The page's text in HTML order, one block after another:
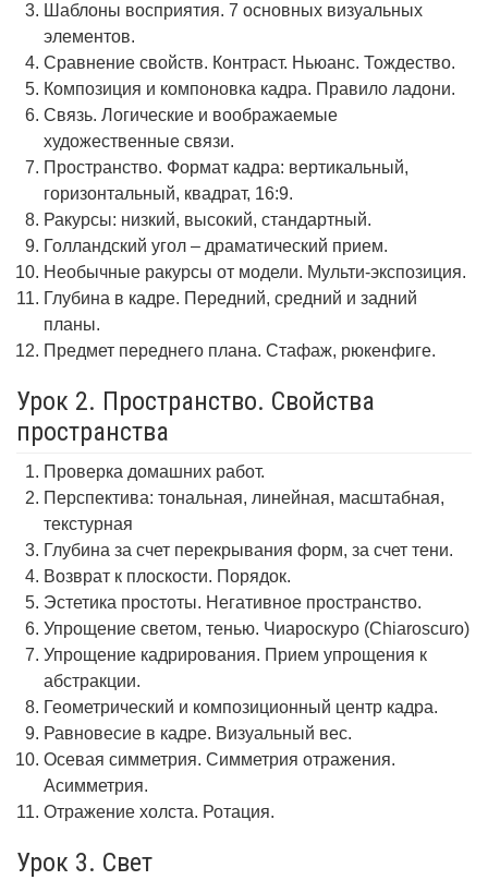
Шаблоны восприятия. 7 основных визуальных
элементов.
Сравнение свойств. Контраст. Ньюанс. Тождество.
Композиция и компоновка кадра. Правило ладони.
Связь. Логические и воображаемые
художественные связи.
Пространство. Формат кадра: вертикальный,
горизонтальный, квадрат, 16:9.
Ракурсы: низкий, высокий, стандартный.
Голландский угол – драматический прием.
Необычные ракурсы от модели. Мульти-экспозиция.
Глубина в кадре. Передний, средний и задний
планы.
Предмет переднего плана. Стафаж, рюкенфиге.
Урок 2. Пространство. Свойства
пространства
Проверка домашних работ.
Перспектива: тональная, линейная, масштабная,
текстурная
Глубина за счет перекрывания форм, за счет тени.
Возврат к плоскости. Порядок.
Эстетика простоты. Негативное пространство.
Упрощение светом, тенью. Чиароскуро (Chiaroscuro)
Упрощение кадрирования. Прием упрощения к
абстракции.
Геометрический и композиционный центр кадра.
Равновесие в кадре. Визуальный вес.
Осевая симметрия. Симметрия отражения.
Асимметрия.
Отражение холста. Ротация.
Урок 3. Свет